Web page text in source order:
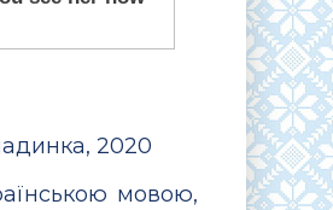
2020
мовою,